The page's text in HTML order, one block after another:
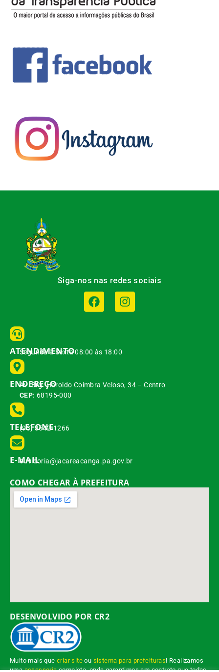
Siga-nos nas redes sociais
ATENDIMENTO
Segunda à Sexta 08:00 às 18:00
ENDEREÇO
Av. Brg. Haroldo Coimbra Veloso, 34 – Centro
CEP: 68195-000
TELEFONE
(93) 3542-1266
E-MAIL
ouvidoria@jacareacanga.pa.gov.br
COMO CHEGAR À PREFEITURA
DESENVOLVIDO POR CR2
Muito mais quecriar site ou sistema para prefeituras! Realizamos
umaassessoriacompleta, onde garantimos em contrato que todas